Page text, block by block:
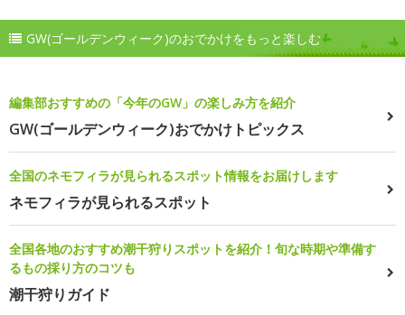
GW(ゴールデンウィーク)のおでかけをもっと楽しむ
編集部おすすめの「今年のGW」の楽しみ方を紹介
GW(ゴールデンウィーク)おでかけトピックス
全国のネモフィラが見られるスポット情報をお届けします
ネモフィラが見られるスポット
全国各地のおすすめ潮干狩りスポットを紹介！旬な時期や準備す
るもの採り方のコツも
潮干狩りガイド